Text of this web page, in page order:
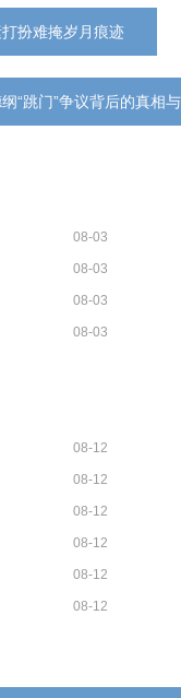
扮难掩岁月痕迹‌
“跳门”争议背后的真相
08-03
08-03
08-03
08-03
08-12
08-12
08-12
08-12
08-12
08-12